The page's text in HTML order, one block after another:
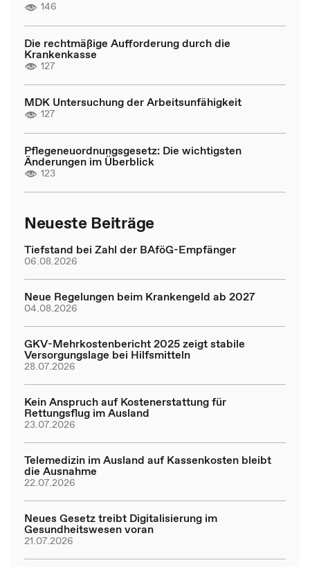
146
Die rechtmäßige Aufforderung durch die
Krankenkasse
127
MDK Untersuchung der Arbeitsunfähigkeit
127
Pflegeneuordnungsgesetz: Die wichtigsten
Änderungen im Überblick
123
Neueste Beiträge
Tiefstand bei Zahl der BAföG-Empfänger
06.08.2026
Neue Regelungen beim Krankengeld ab 2027
04.08.2026
GKV-Mehrkostenbericht 2025 zeigt stabile
Versorgungslage bei Hilfsmitteln
28.07.2026
Kein Anspruch auf Kostenerstattung für
Rettungsflug im Ausland
23.07.2026
Telemedizin im Ausland auf Kassenkosten bleibt
die Ausnahme
22.07.2026
Neues Gesetz treibt Digitalisierung im
Gesundheitswesen voran
21.07.2026